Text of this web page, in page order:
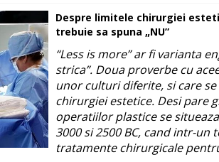
Despre limitele chirurgiei
trebuie sa spuna „NU”
“Less is more” ar fi varianta
strica”. Doua proverbe cu
unor culturi diferite, si care
chirurgiei estetice. Desi pare
operatiilor plastice se
3000 si 2500 BC, cand intr-
tratamente chirurgicale